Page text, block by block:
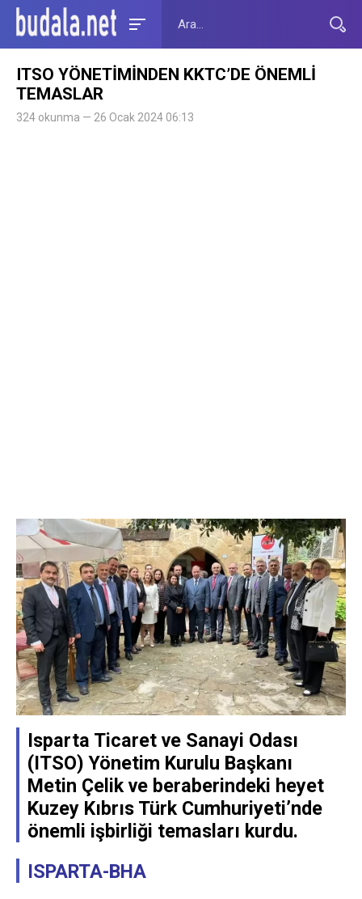
ITSO YÖNETİMİNDEN KKTC’DE ÖNEMLİ
TEMASLAR
324 okunma — 26 Ocak 2024 06:13
Isparta Ticaret ve Sanayi Odası
(ITSO) Yönetim Kurulu Başkanı
Metin Çelik ve beraberindeki heyet
Kuzey Kıbrıs Türk Cumhuriyeti’nde
önemli işbirliği temasları kurdu.
ISPARTA-BHA